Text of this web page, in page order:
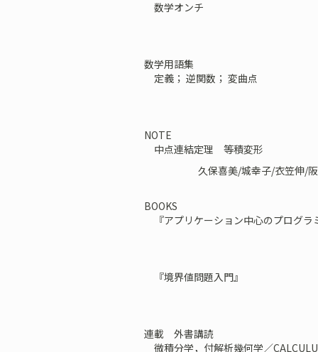
数学オンチ
数学用語集
定義； 逆関数； 変曲点
NOTE
中点連結定理 等積変形
久保喜美/城幸子/衣笠伸/
BOOKS
『アプリケーション中心のプログラ
『境界値問題入門』
連載 外書講読
微積分学，付解析幾何学／